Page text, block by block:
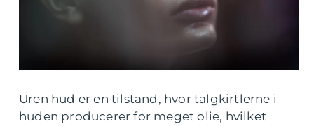
Uren hud er en tilstand, hvor talgkirtlerne i
huden producerer for meget olie, hvilket